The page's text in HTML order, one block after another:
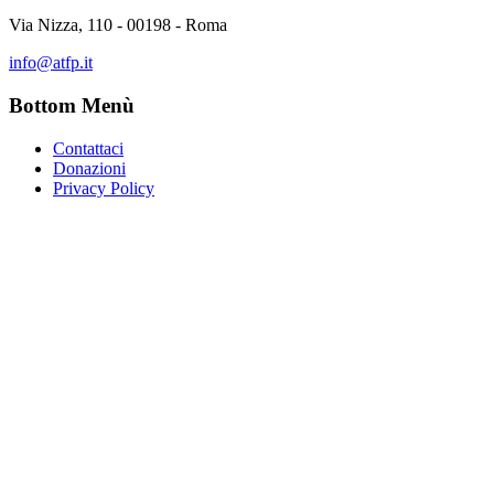
Via Nizza, 110 - 00198 - Roma
info@atfp.it
Bottom Menù
Contattaci
Donazioni
Privacy Policy